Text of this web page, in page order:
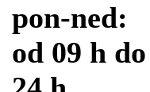
pon-ned:
od 09 h do